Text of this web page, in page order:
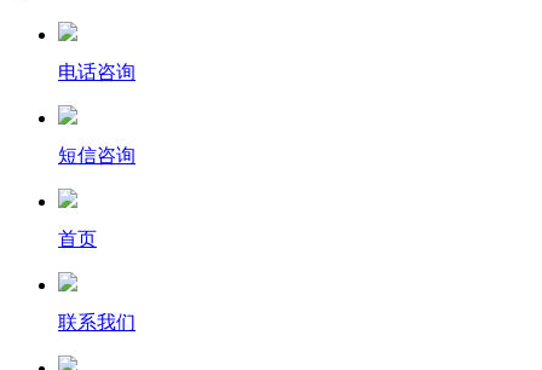
电话咨询
短信咨询
首页
联系我们